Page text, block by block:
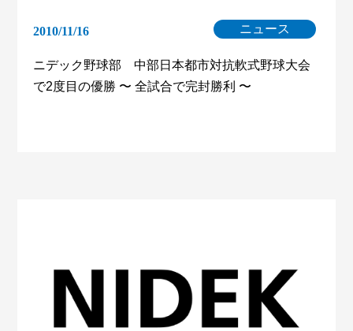
2010/11/16 ニュース
ニデック野球部 中部日本都市対抗軟式野球大会
で2度目の優勝 〜 全試合で完封勝利 〜